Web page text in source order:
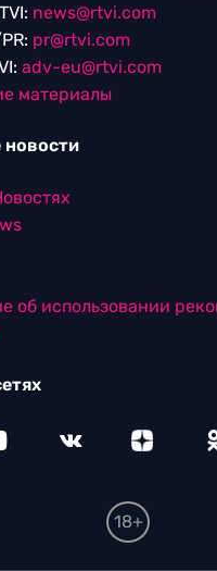
news@rtvi.com
pr@rtvi.com
adv-eu@rtvi.com
материалы
об использовании
18+